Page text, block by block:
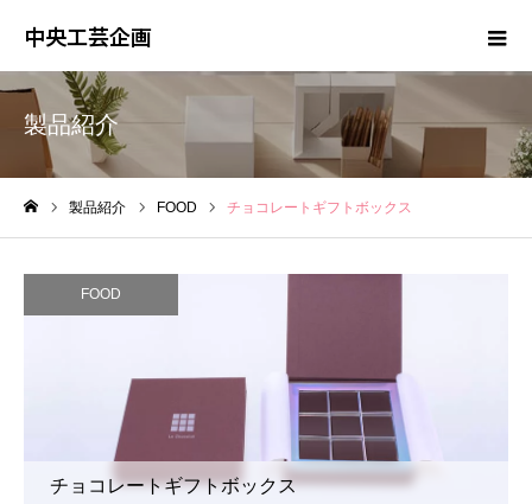
中央工芸企画
製品紹介
製品紹介 FOOD チョコレートギフトボックス
FOOD
チョコレートギフトボックス